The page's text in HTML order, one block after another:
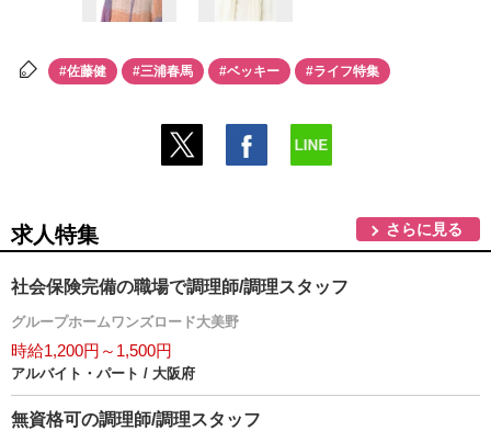
#佐藤健 #三浦春馬 #ベッキー #ライフ特集
求人特集 さらに見る
社会保険完備の職場で調理師/調理スタッフ
グループホームワンズロード大美野
時給1,200円～1,500円
アルバイト・パート / 大阪府
無資格可の調理師/調理スタッフ